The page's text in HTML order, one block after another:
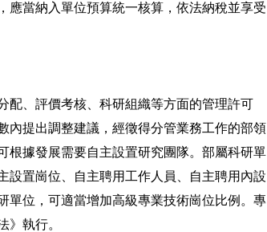
應當納入單位預算統一核算，依法納稅並享受
、評價考核、科研組織等方面的管理許可
內提出調整建議，經徵得分管業務工作的部領
根據發展需要自主設置研究團隊。部屬科研單
設置崗位、自主聘用工作人員、自主聘用內設
單位，可適當增加高級專業技術崗位比例。專
》執行。